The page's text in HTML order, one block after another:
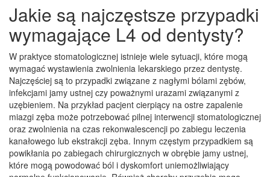
Jakie są najczęstsze przypadki
wymagające L4 od dentysty?
W praktyce stomatologicznej istnieje wiele sytuacji, które mogą
wymagać wystawienia zwolnienia lekarskiego przez dentystę.
Najczęściej są to przypadki związane z nagłymi bólami zębów,
infekcjami jamy ustnej czy poważnymi urazami związanymi z
uzębieniem. Na przykład pacjent cierpiący na ostre zapalenie
miazgi zęba może potrzebować pilnej interwencji stomatologicznej
oraz zwolnienia na czas rekonwalescencji po zabiegu leczenia
kanałowego lub ekstrakcji zęba. Innym częstym przypadkiem są
powikłania po zabiegach chirurgicznych w obrębie jamy ustnej,
które mogą powodować ból i dyskomfort uniemożliwiający